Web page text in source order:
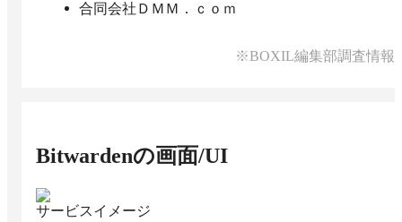
合同会社ＤＭＭ．ｃｏｍ
※BOXIL編集部調査情報
Bitwardenの画面/UI
サービスイメージ